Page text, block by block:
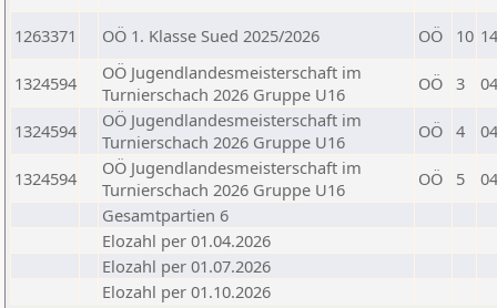
1263371 OÖ 1. Klasse Sued 2025/2026 OÖ 10
1324594
OÖ Jugendlandesmeisterschaft im
Turnierschach 2026 Gruppe U16
OÖ 3
1324594
OÖ Jugendlandesmeisterschaft im
Turnierschach 2026 Gruppe U16
OÖ 4
1324594
OÖ Jugendlandesmeisterschaft im
Turnierschach 2026 Gruppe U16
OÖ 5
Gesamtpartien 6
Elozahl per 01.04.2026
Elozahl per 01.07.2026
Elozahl per 01.10.2026